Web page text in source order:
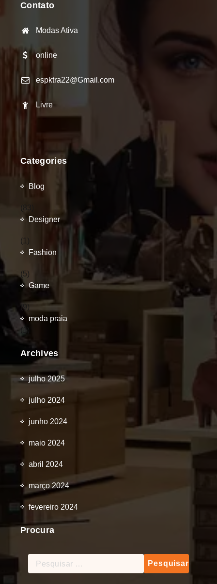
Contato
Modas Ativa
online
espktra22@Gmail.com
Livre
Categories
Blog
(83)
Designer
(1)
Fashion
(5)
Game
(9)
moda praia
(1)
Archives
julho 2025
julho 2024
junho 2024
maio 2024
abril 2024
março 2024
fevereiro 2024
Procura
Pesquisar
por: